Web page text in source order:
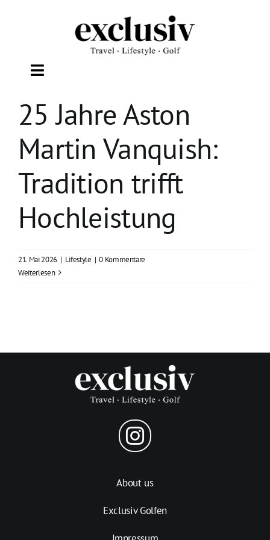
Toggle
TRAVEL
LIFESTYLE
WELLNESS
GOLF
25 Jahre Aston
Martin Vanquish:
Tradition trifft
Hochleistung
21. Mai 2026 | Lifestyle | 0 Kommentare
Weiterlesen
About us
Exclusiv Golfen